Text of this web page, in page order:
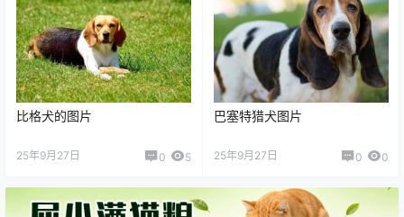
比格犬的图片
25年9月27日 0 5
巴塞特猎犬图片
25年9月27日 0 0